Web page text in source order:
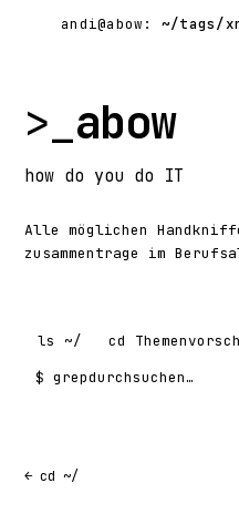
andi@abow: ~/tags/
>_abow
how do you do IT
Alle möglichen
zusammentrage im
ls ~/ cd
$ grep
Suchen nach:
← cd ~/